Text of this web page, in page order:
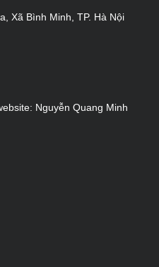
Xã Bình Minh, TP. Hà Nội
Nguyễn Quang Minh